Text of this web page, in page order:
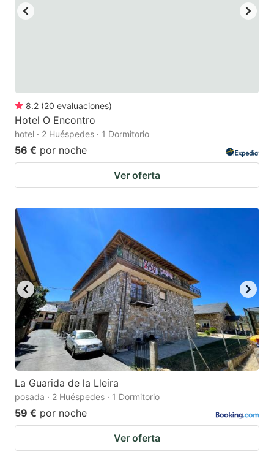
8.2 (20 evaluaciones)
Hotel O Encontro
hotel · 2 Huéspedes · 1 Dormitorio
56 € por noche
Ver oferta
La Guarida de la Lleira
posada · 2 Huéspedes · 1 Dormitorio
59 € por noche
Ver oferta